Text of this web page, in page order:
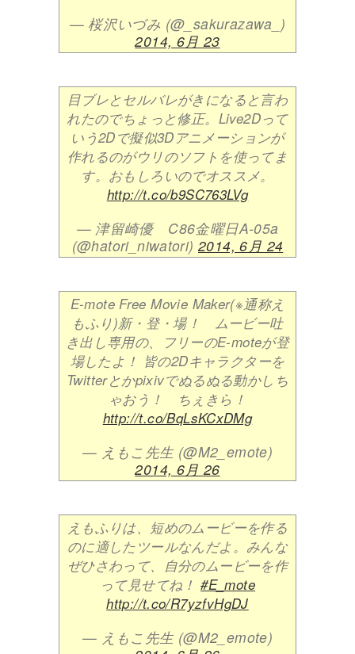
— 桜沢いづみ (@_sakurazawa_)
2014, 6月 23
目ブレとセルバレがきになると言わ
れたのでちょっと修正。Live2Dって
いう2Dで擬似3Dアニメーションが
作れるのがウリのソフトを使ってま
す。おもしろいのでオススメ。
http://t.co/b9SC763LVg
— 津留崎優 C86金曜日A-05a
(@hatori_niwatori)2014, 6月 24
E-mote Free Movie Maker(※通称え
もふり)新・登・場！ ムービー吐
き出し専用の、フリーのE-moteが登
場したよ！ 皆の2Dキャラクターを
Twitterとかpixivでぬるぬる動かしち
ゃおう！ ちぇきら！
http://t.co/BqLsKCxDMg
— えもこ先生 (@M2_emote)
2014, 6月 26
えもふりは、短めのムービーを作る
のに適したツールなんだよ。みんな
ぜひさわって、自分のムービーを作
って見せてね！#E_mote
http://t.co/R7yzfvHgDJ
— えもこ先生 (@M2_emote)